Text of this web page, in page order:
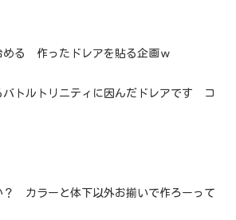
める 作ったドレアを貼る企画ｗ
バトルトリニティに因んだドレアです コ
？ カラーと体下以外お揃いで作ろーって